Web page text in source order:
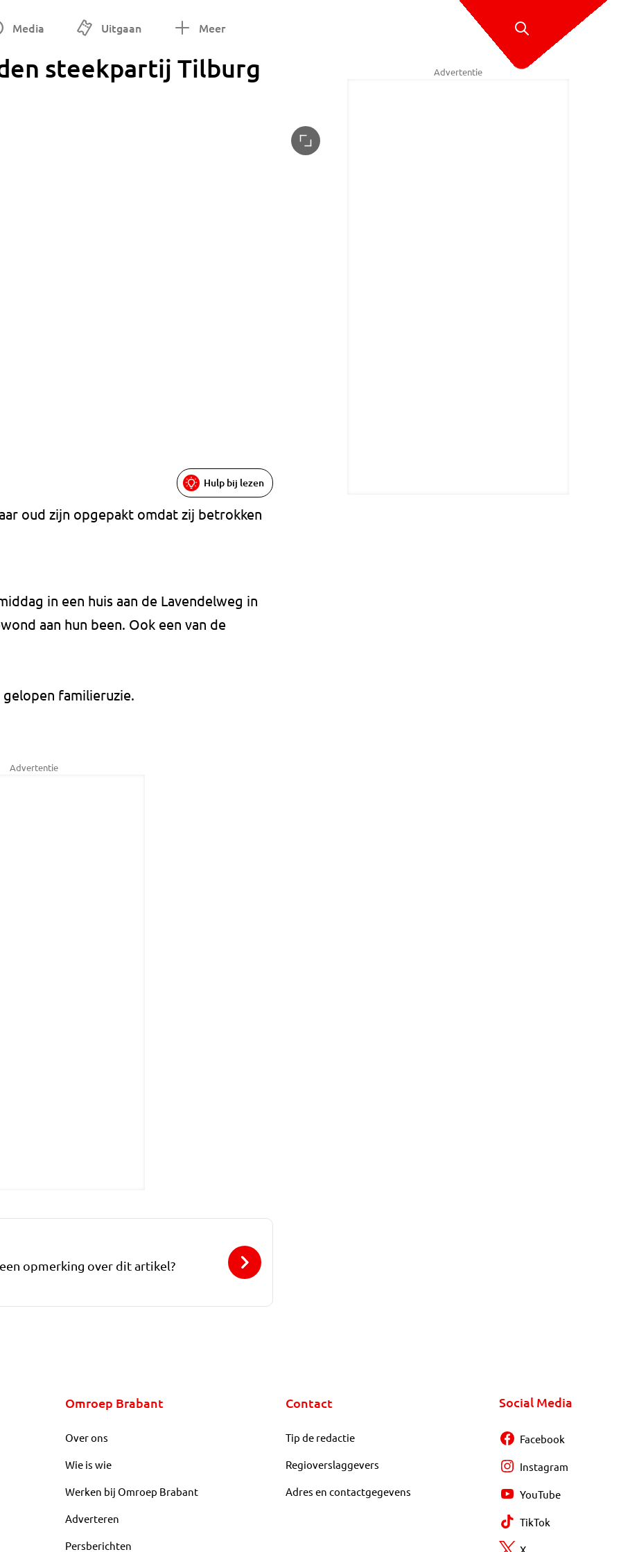
Media Uitgaan Meer
steekpartij Tilburg
Hulp bij lezen
oud zijn opgepakt omdat zij betrokken
in een huis aan de Lavendelweg in
aan hun been. Ook een van de
familieruzie.
Advertentie
Advertentie
opmerking over dit artikel?
Omroep Brabant
Over ons
Wie is wie
Werken bij Omroep Brabant
Adverteren
Persberichten
Contact
Tip de redactie
Regioverslaggevers
Adres en contactgegevens
Social Media
Facebook
Instagram
YouTube
TikTok
X